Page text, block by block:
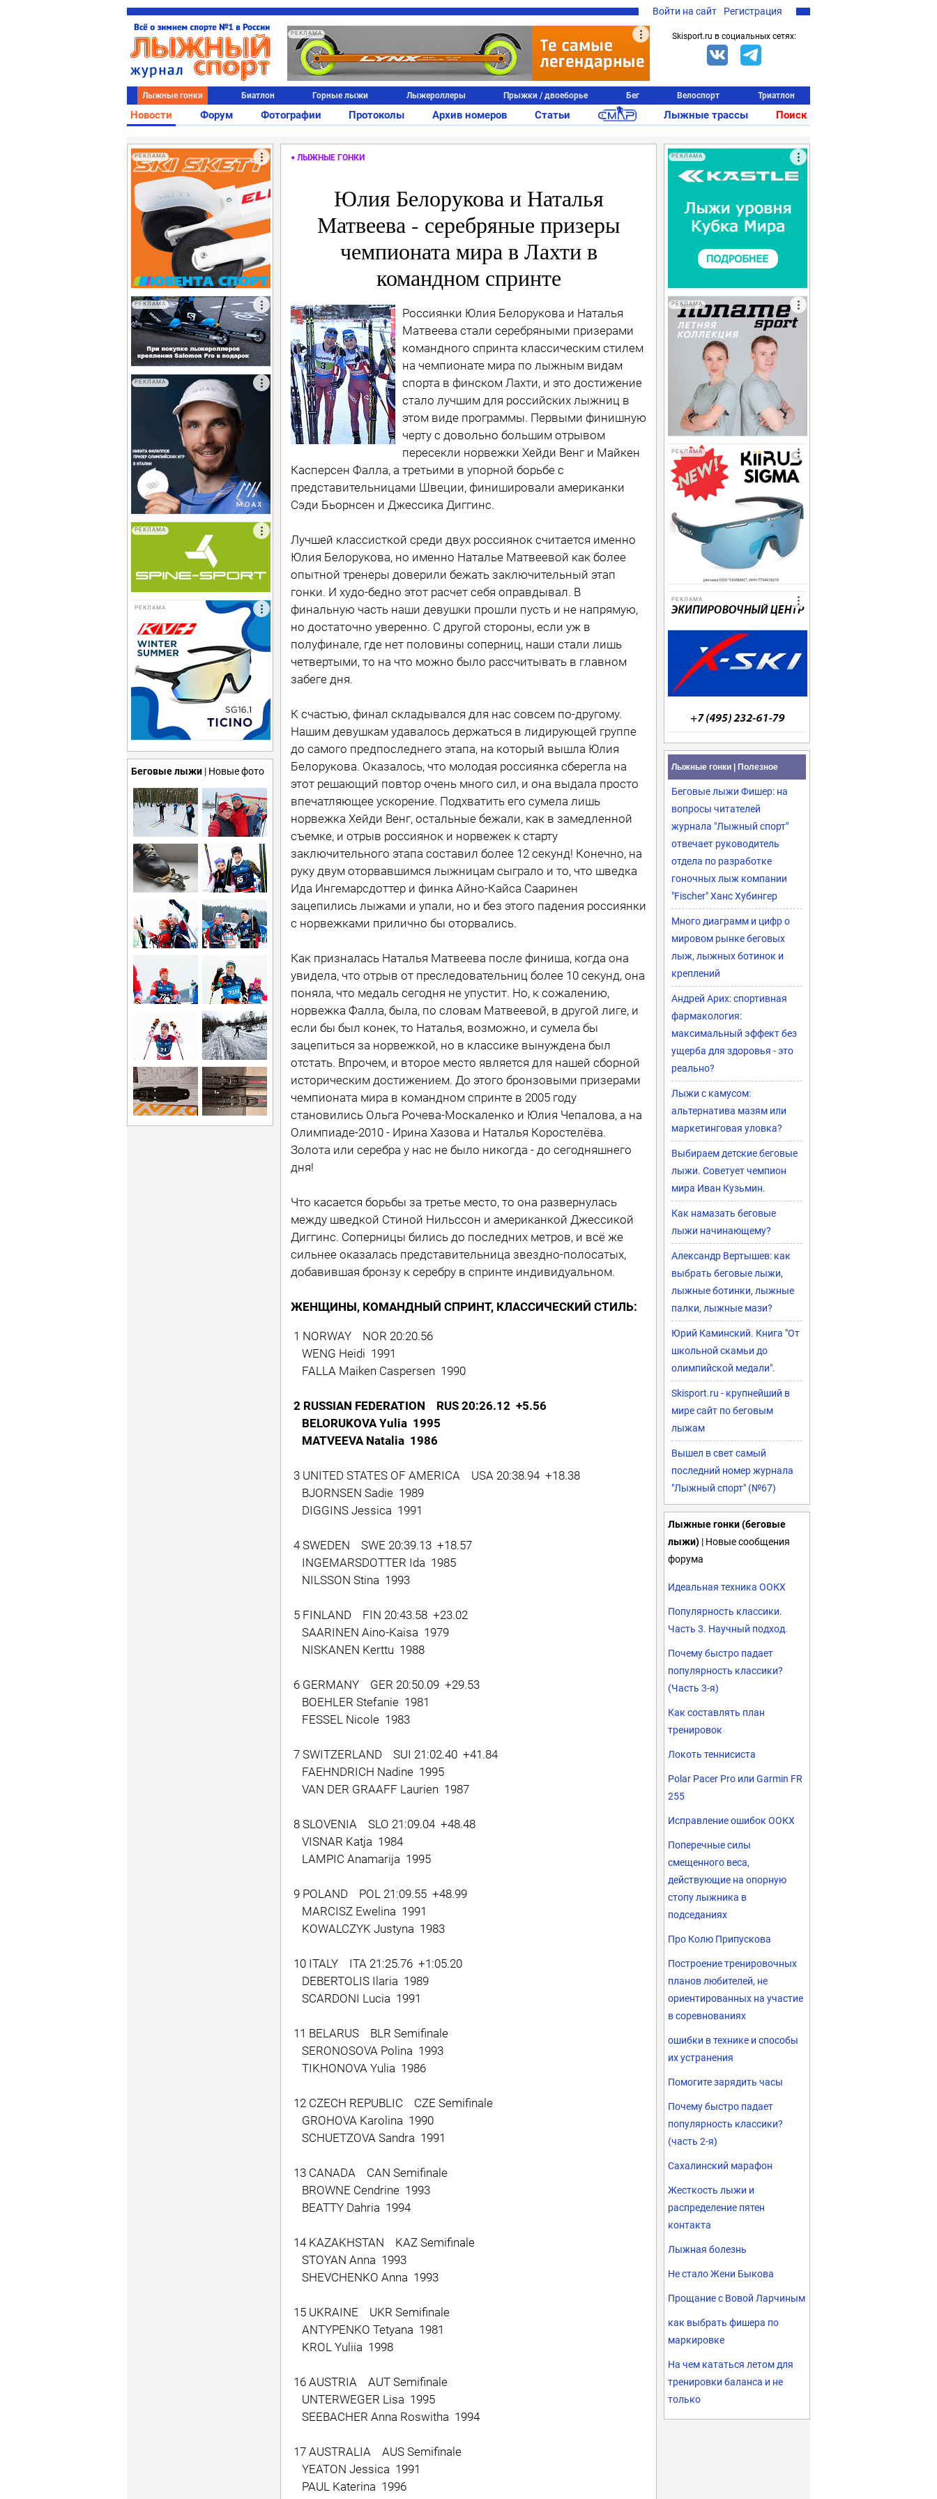
Войти на сайт Регистрация
РЕКЛАМА Skisport.ru в социальных сетях:
Лыжные гонки Биатлон Горные лыжи Лыжероллеры Прыжки / двоеборье Бег Велоспорт Триатлон
Новости Форум Фотографии Протоколы Архив номеров Статьи Лыжные трассы Поиск
РЕКЛАМА
РЕКЛАМА
РЕКЛАМА
РЕКЛАМА
РЕКЛАМА
Беговые лыжи | Новые фото
ЛЫЖНЫЕ ГОНКИ
Юлия Белорукова и Наталья
Матвеева - серебряные призеры
чемпионата мира в Лахти в
командном спринте
Россиянки Юлия Белорукова и Наталья
Матвеева стали серебряными призерами
командного спринта классическим стилем
на чемпионате мира по лыжным видам
спорта в финском Лахти, и это достижение
стало лучшим для российских лыжниц в
этом виде программы. Первыми финишную
черту с довольно большим отрывом
пересекли норвежки Хейди Венг и Майкен
Касперсен Фалла, а третьими в упорной борьбе с
представительницами Швеции, финишировали американки
Сэди Бьорнсен и Джессика Диггинс.
Лучшей классисткой среди двух россиянок считается именно
Юлия Белорукова, но именно Наталье Матвеевой как более
опытной тренеры доверили бежать заключительный этап
гонки. И худо-бедно этот расчет себя оправдывал. В
финальную часть наши девушки прошли пусть и не напрямую,
но достаточно уверенно. С другой стороны, если уж в
полуфинале, где нет половины соперниц, наши стали лишь
четвертыми, то на что можно было рассчитывать в главном
забеге дня.
К счастью, финал складывался для нас совсем по-другому.
Нашим девушкам удавалось держаться в лидирующей группе
до самого предпоследнего этапа, на который вышла Юлия
Белорукова. Оказалось, что молодая россиянка сберегла на
этот решающий повтор очень много сил, и она выдала просто
впечатляющее ускорение. Подхватить его сумела лишь
норвежка Хейди Венг, остальные бежали, как в замедленной
съемке, и отрыв россиянок и норвежек к старту
заключительного этапа составил более 12 секунд! Конечно, на
руку двум оторвавшимся лыжницам сыграло и то, что шведка
Ида Ингемарсдоттер и финка Айно-Кайса Сааринен
зацепились лыжами и упали, но и без этого падения россиянки
с норвежками прилично бы оторвались.
Как призналась Наталья Матвеева после финиша, когда она
увидела, что отрыв от преследовательниц более 10 секунд, она
поняла, что медаль сегодня не упустит. Но, к сожалению,
норвежка Фалла, была, по словам Матвеевой, в другой лиге, и
если бы был конек, то Наталья, возможно, и сумела бы
зацепиться за норвежкой, но в классике вынуждена был
отстать. Впрочем, и второе место является для нашей сборной
историческим достижением. До этого бронзовыми призерами
чемпионата мира в командном спринте в 2005 году
становились Ольга Рочева-Москаленко и Юлия Чепалова, а на
Олимпиаде-2010 - Ирина Хазова и Наталья Коростелёва.
Золота или серебра у нас не было никогда - до сегодняшнего
дня!
Что касается борьбы за третье место, то она развернулась
между шведкой Стиной Нильссон и американкой Джессикой
Диггинс. Соперницы бились до последних метров, и всё же
сильнее оказалась представительница звездно-полосатых,
добавившая бронзу к серебру в спринте индивидуальном.
ЖЕНЩИНЫ, КОМАНДНЫЙ СПРИНТ, КЛАССИЧЕСКИЙ СТИЛЬ:
1 NORWAY NOR 20:20.56
WENG Heidi 1991
FALLA Maiken Caspersen 1990
2 RUSSIAN FEDERATION RUS 20:26.12 +5.56
BELORUKOVA Yulia 1995
MATVEEVA Natalia 1986
3 UNITED STATES OF AMERICA USA 20:38.94 +18.38
BJORNSEN Sadie 1989
DIGGINS Jessica 1991
4 SWEDEN SWE 20:39.13 +18.57
INGEMARSDOTTER Ida 1985
NILSSON Stina 1993
5 FINLAND FIN 20:43.58 +23.02
SAARINEN Aino-Kaisa 1979
NISKANEN Kerttu 1988
6 GERMANY GER 20:50.09 +29.53
BOEHLER Stefanie 1981
FESSEL Nicole 1983
7 SWITZERLAND SUI 21:02.40 +41.84
FAEHNDRICH Nadine 1995
VAN DER GRAAFF Laurien 1987
8 SLOVENIA SLO 21:09.04 +48.48
VISNAR Katja 1984
LAMPIC Anamarija 1995
9 POLAND POL 21:09.55 +48.99
MARCISZ Ewelina 1991
KOWALCZYK Justyna 1983
10 ITALY ITA 21:25.76 +1:05.20
DEBERTOLIS Ilaria 1989
SCARDONI Lucia 1991
11 BELARUS BLR Semifinale
SERONOSOVA Polina 1993
TIKHONOVA Yulia 1986
12 CZECH REPUBLIC CZE Semifinale
GROHOVA Karolina 1990
SCHUETZOVA Sandra 1991
13 CANADA CAN Semifinale
BROWNE Cendrine 1993
BEATTY Dahria 1994
14 KAZAKHSTAN KAZ Semifinale
STOYAN Anna 1993
SHEVCHENKO Anna 1993
15 UKRAINE UKR Semifinale
ANTYPENKO Tetyana 1981
KROL Yuliia 1998
16 AUSTRIA AUT Semifinale
UNTERWEGER Lisa 1995
SEEBACHER Anna Roswitha 1994
17 AUSTRALIA AUS Semifinale
YEATON Jessica 1991
PAUL Katerina 1996
РЕКЛАМА
РЕКЛАМА
РЕКЛАМА
РЕКЛАМА
Лыжные гонки | Полезное
Беговые лыжи Фишер: на
вопросы читателей
журнала "Лыжный спорт"
отвечает руководитель
отдела по разработке
гоночных лыж компании
"Fischer" Ханс Хубингер
Много диаграмм и цифр о
мировом рынке беговых
лыж, лыжных ботинок и
креплений
Андрей Арих: спортивная
фармакология:
максимальный эффект без
ущерба для здоровья - это
реально?
Лыжи с камусом:
альтернатива мазям или
маркетинговая уловка?
Выбираем детские беговые
лыжи. Советует чемпион
мира Иван Кузьмин.
Как намазать беговые
лыжи начинающему?
Александр Вертышев: как
выбрать беговые лыжи,
лыжные ботинки, лыжные
палки, лыжные мази?
Юрий Каминский. Книга "От
школьной скамьи до
олимпийской медали".
Skisport.ru - крупнейший в
мире сайт по беговым
лыжам
Вышел в свет самый
последний номер журнала
"Лыжный спорт" (№67)
Лыжные гонки (беговые
лыжи) | Новые сообщения
форума
Идеальная техника ООКХ
Популярность классики.
Часть 3. Научный подход.
Почему быстро падает
популярность классики?
(Часть 3-я)
Как составлять план
тренировок
Локоть теннисиста
Polar Pacer Pro или Garmin FR
255
Исправление ошибок ООКХ
Поперечные силы
смещенного веса,
действующие на опорную
стопу лыжника в
подседаниях
Про Колю Припускова
Построение тренировочных
планов любителей, не
ориентированных на участие
в соревнованиях
ошибки в технике и способы
их устранения
Помогите зарядить часы
Почему быстро падает
популярность классики?
(часть 2-я)
Сахалинский марафон
Жесткость лыжи и
распределение пятен
контакта
Лыжная болезнь
Не стало Жени Быкова
Прощание с Вовой Ларчиным
как выбрать фишера по
маркировке
На чем кататься летом для
тренировки баланса и не
только